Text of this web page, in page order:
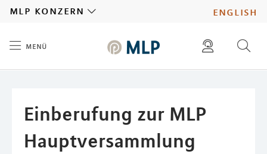
english
mlp konzern
menü
karriere
ad hoc mitteilungen finden
Einberufung zur MLP
Hauptversammlung